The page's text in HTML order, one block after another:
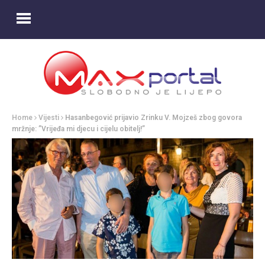
Home Vijesti
Hasanbegović prijavio Zrinku V. Mojzeš zbog govora
mržnje: ”Vrijeđa mi djecu i cijelu obitelj!”